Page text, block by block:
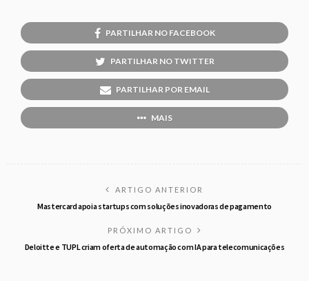
PARTILHAR NO FACEBOOK
PARTILHAR NO TWITTER
PARTILHAR POR EMAIL
MAIS
ARTIGO ANTERIOR
Mastercard apoia startups com soluções inovadoras de pagamento
PRÓXIMO ARTIGO
Deloitte e TUPL criam oferta de automação com IA para telecomunicações